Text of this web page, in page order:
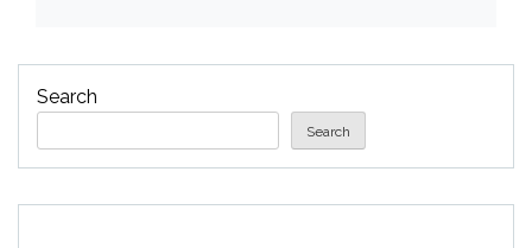
Search
Search